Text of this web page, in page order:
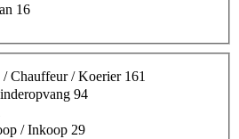
16
Chauffeur / Koerier 161
94
/ Inkoop 29